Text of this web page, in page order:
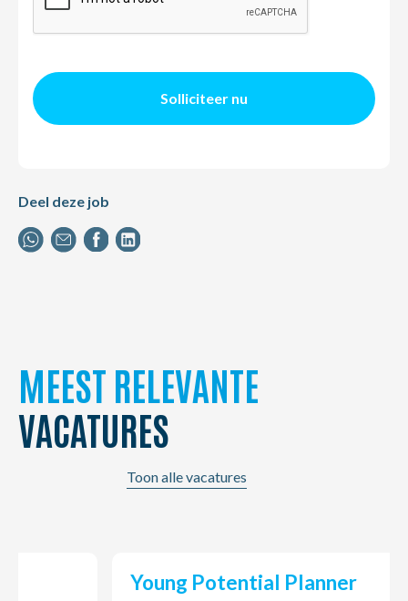
Solliciteer nu
Deel deze job
MEEST RELEVANTE
VACATURES
Toon alle vacatures
Young Potential Planner